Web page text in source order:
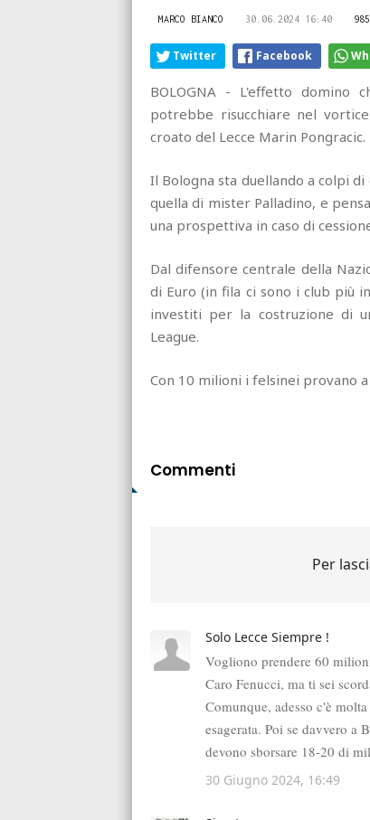
MARCO BIANCO 30.06.2024 16:40
Twitter Facebook
BOLOGNA - L'effetto domino
potrebbe risucchiare nel
croato del Lecce Marin Pongracic.
Il Bologna sta duellando a colpi
quella di mister Palladino, e
una prospettiva in caso di
Dal difensore centrale della
di Euro (in fila ci sono i club più
investiti per la costruzione di
League.
Con 10 milioni i felsinei provano
Commenti